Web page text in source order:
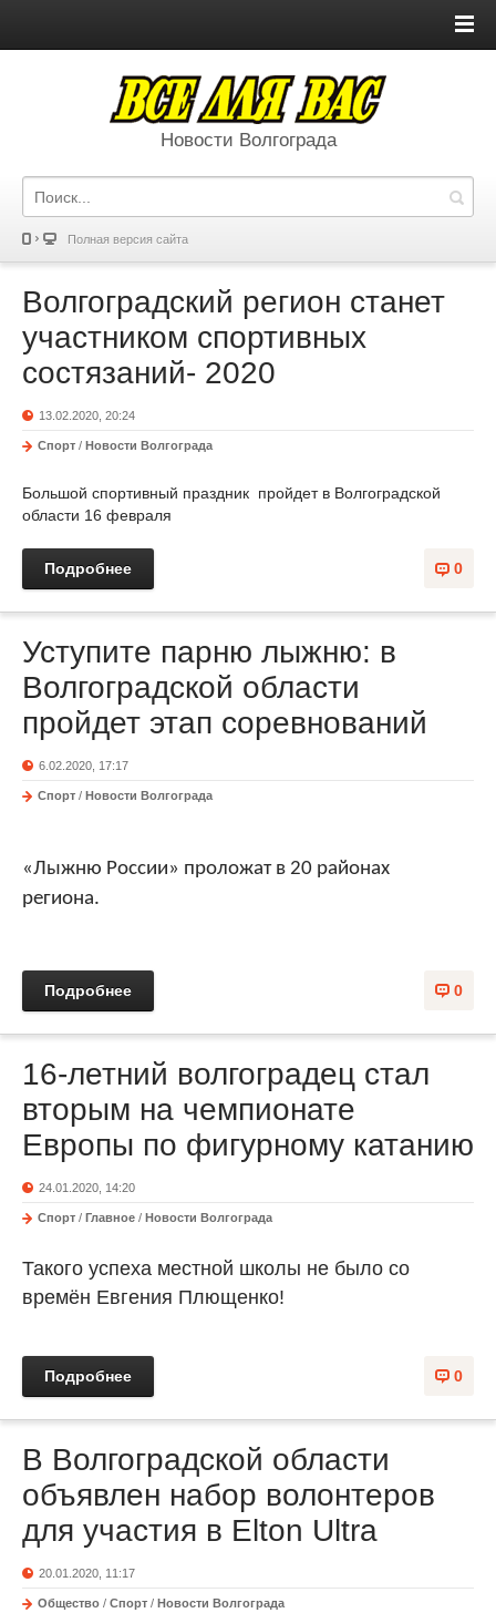
Новости Волгограда
Полная версия сайта
Волгоградский регион станет
участником спортивных
состязаний- 2020
13.02.2020, 20:24
Спорт / Новости Волгограда
Большой спортивный праздник пройдет в Волгоградской
области 16 февраля
0
Подробнее
Уступите парню лыжню: в
Волгоградской области
пройдет этап соревнований
6.02.2020, 17:17
Спорт / Новости Волгограда
«Лыжню России» проложат в 20 районах
региона.
0
Подробнее
16-летний волгоградец стал
вторым на чемпионате
Европы по фигурному катанию
24.01.2020, 14:20
Спорт / Главное / Новости Волгограда
Такого успеха местной школы не было со
времён Евгения Плющенко!
0
Подробнее
В Волгоградской области
объявлен набор волонтеров
для участия в Elton Ultra
20.01.2020, 11:17
Общество / Спорт / Новости Волгограда